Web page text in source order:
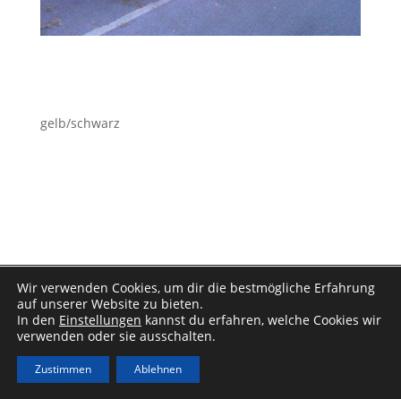
gelb/schwarz
Impressum|Datenschutz
Wir verwenden Cookies, um dir die bestmögliche Erfahrung
auf unserer Website zu bieten.
In den Einstellungen kannst du erfahren, welche Cookies wir
verwenden oder sie ausschalten.
Zustimmen Ablehnen